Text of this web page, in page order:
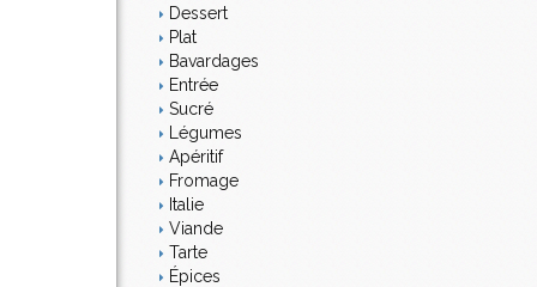
Dessert
Plat
Bavardages
Entrée
Sucré
Légumes
Apéritif
Fromage
Italie
Viande
Tarte
Épices